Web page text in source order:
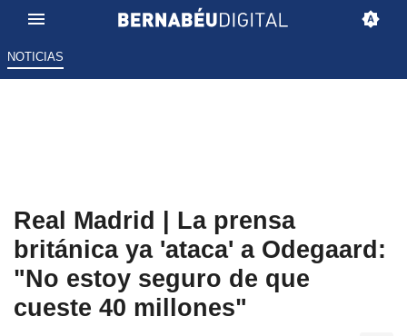
NOTICIAS
Real Madrid | La prensa
británica ya 'ataca' a Odegaard:
"No estoy seguro de que
cueste 40 millones"